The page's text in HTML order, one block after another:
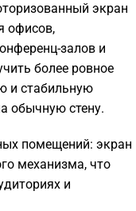
экран
офисов,
залов и
более ровное
и стабильную
обычную стену.
помещений: экран
механизма, что
и